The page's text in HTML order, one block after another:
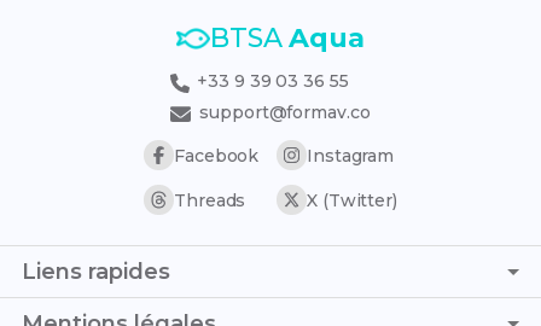
BTSA Aqua
+33 9 39 03 36 55
support@formav.co
Facebook
Instagram
Threads X (Twitter)
Liens rapides
Page d'accueil